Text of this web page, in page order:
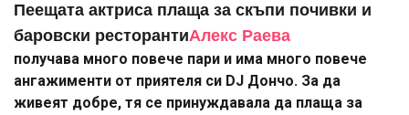
Пеещата актриса плаща за скъпи почивки и
баровски ресторантиАлекс Раева
получава много повече пари и има много повече
ангажименти от приятеля си DJ Дончо. За да
живеят добре, тя се принуждавала да плаща за